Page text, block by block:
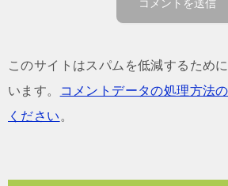
このサイトはスパムを低減するため
います。
コメントデータの処理方法
ください 。